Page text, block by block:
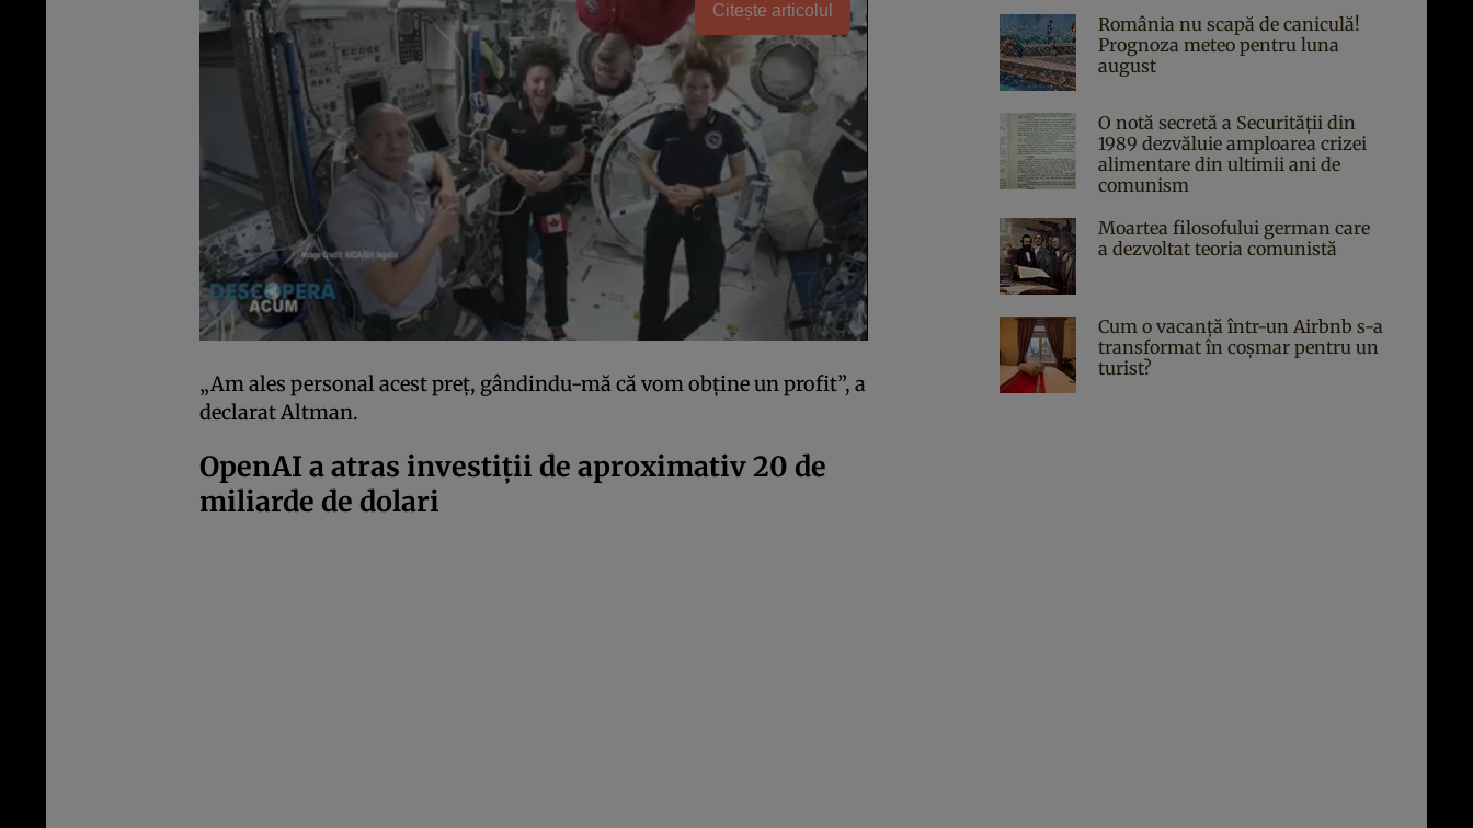
Citește articolul
„Am ales personal acest preț, gândindu-mă că vom obține un profit”, a
declarat Altman.
OpenAI a atras investiții de aproximativ 20 de
miliarde de dolari
România nu scapă de caniculă!
Prognoza meteo pentru luna
august
O notă secretă a Securității din
1989 dezvăluie amploarea crizei
alimentare din ultimii ani de
comunism
Moartea filosofului german care
a dezvoltat teoria comunistă
Cum o vacanță într-un Airbnb s-a
transformat în coșmar pentru un
turist?